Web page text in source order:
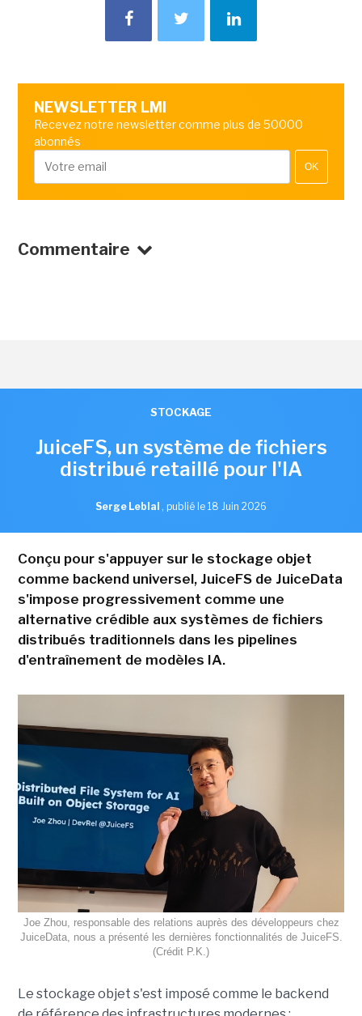
NEWSLETTER LMI
Recevez notre newsletter comme plus de 50000
abonnés
OK
Commentaire
STOCKAGE
JuiceFS, un système de fichiers
distribué retaillé pour l'IA
Serge Leblal , publié le 18 Juin 2026
Conçu pour s'appuyer sur le stockage objet
comme backend universel, JuiceFS de JuiceData
s'impose progressivement comme une
alternative crédible aux systèmes de fichiers
distribués traditionnels dans les pipelines
d'entraînement de modèles IA.
Joe Zhou, responsable des relations auprès des développeurs chez
JuiceData, nous a présenté les dernières fonctionnalités de JuiceFS.
(Crédit P.K.)
Le stockage objet s'est imposé comme le backend